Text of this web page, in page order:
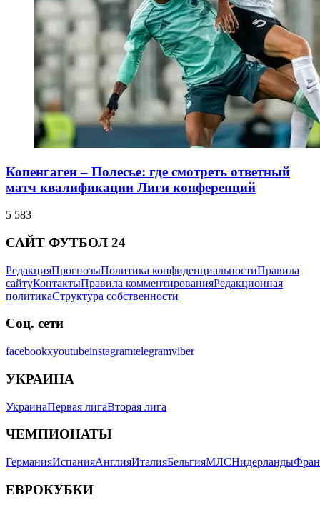
Копенгаген – Полесье: где смотреть ответный
матч квалификации Лиги конференций
5 583
САЙТ ФУТБОЛ 24
РедакцияПрогнозыПолитика конфиденциальностиПравила
сайтуКонтактыПравила комментированияРедакционная
политикаСтруктура собственности
Соц. сети
facebookxyoutubeinstagramtelegramviber
УКРАИНА
УкраинаПервая лигаВторая лига
ЧЕМПИОНАТЫ
ГерманияИспанияАнглияИталияБельгияМЛСНидерланды
ЕВРОКУБКИ